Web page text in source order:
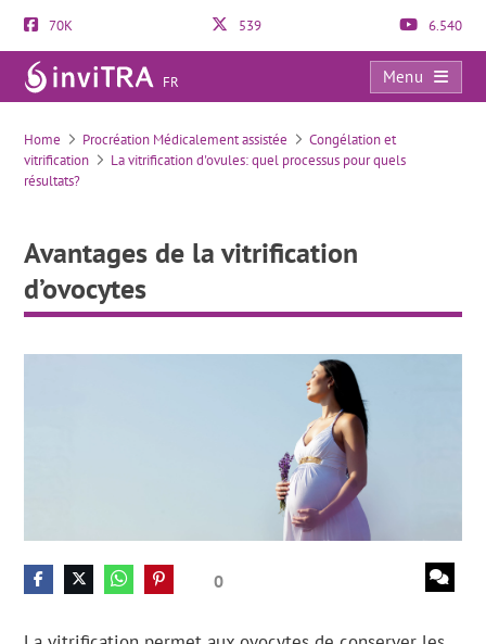
70K 539 6.540
FR
Menu
Avantages de la vitrification d’ovocytes
Home Procréation Médicalement assistée
Congélation et
vitrification
La vitrification d'ovules: quel processus pour quels
résultats?
Avantages de la vitrification
d’ovocytes
0